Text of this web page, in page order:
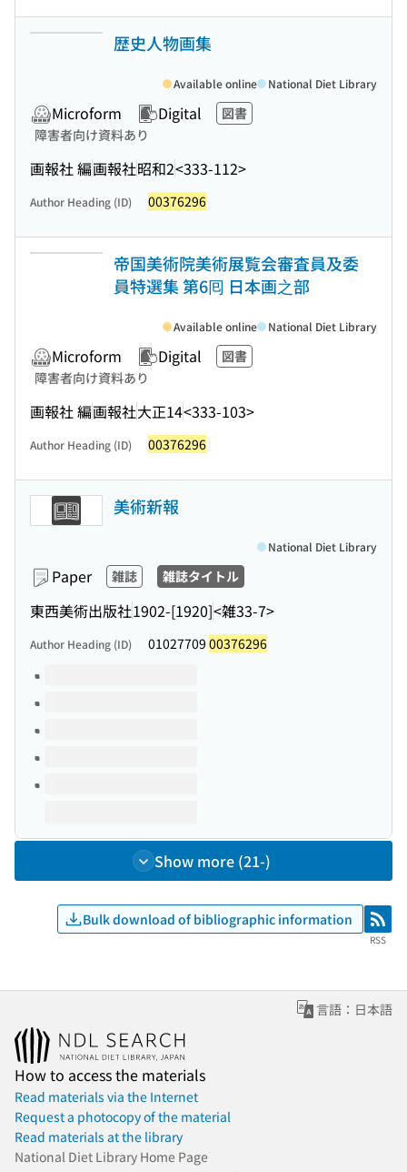
歴史人物画集
Microform Digital
図書
障害者向け資料あり
画報社 編画報社昭和2<333-112>
Available online National Diet Library
Author Heading (ID) 00376296
帝国美術院美術展覧会審査員及委
員特選集 第6囘 日本画之部
Microform Digital
図書
障害者向け資料あり
画報社 編画報社大正14<333-103>
Available online National Diet Library
Author Heading (ID) 00376296
美術新報
Paper 雑誌 雑誌タイトル
東西美術出版社1902-[1920]<雑33-7>
National Diet Library
Author Heading (ID) 01027709 00376296
Volumes of this title
Show more (21-)
Bulk download of bibliographic information RSS
RSS
言語：日本語
How to access the materials
Read materials via the Internet
Request a photocopy of the material
Read materials at the library
National Diet Library Home Page